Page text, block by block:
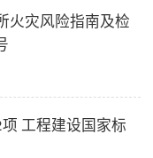
火灾风险指南及检
工程建设国家标